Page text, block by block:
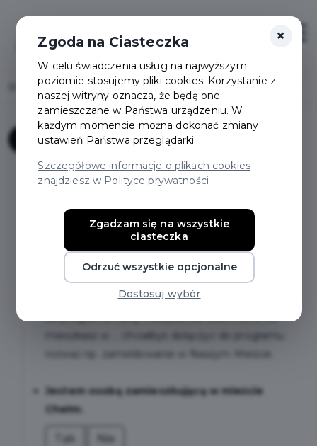
Home Załóż konto
Zanim założysz konto
Sprawdź wymagania oraz dokumenty jakie należy
przedstawić aby przystąpić do programu Karta
Mieszkańca i wyrobić kartę. Jeśli spełniasz
wymogi programu, zaznacz twierdząco co
najmniej jedną z poniższych odpowiedzi, przejdź
dalej i "załóż konto".
Jeśli nie spełniasz żadnego z poniższych
kryteriów, nie jesteś uprawniony do przystąpienia
Jestem osobą zamieszkującą w mieście
Chełm.
Tak Nie
×
Zgoda na Ciasteczka
W celu świadczenia usług na najwyższym
poziomie stosujemy pliki cookies. Korzystanie z
naszej witryny oznacza, że będą one
zamieszczane w Państwa urządzeniu. W
każdym momencie można dokonać zmiany
ustawień Państwa przeglądarki.
Szczegółowe informacje o plikach cookies
znajdziesz w Polityce prywatności
Zgadzam się na wszystkie
ciasteczka
Odrzuć wszystkie opcjonalne
Dostosuj wybór